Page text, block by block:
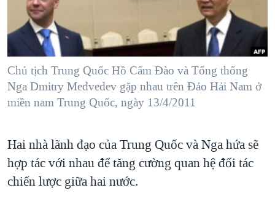
"Tìm"NGƯỜI VIỆT HẢI NGOẠI
ĐỜI SỐNG
KINH TẾ
KHOA HỌC
SỨC KHOẺ
THỂ THAO
GIÁO DỤC
TẠI
HÀNH TRÌNH BẦU CỬ 2024
MỘT NĂM CHIẾN TRANH TẠI DẢI GAZA
GIẢI MÃ VÀNH ĐAI & CON ĐƯỜNG
NGÀY TỊ NẠN THẾ GIỚI
CHI PHÍ CHIẾN TRANH AFGHANISTAN
CÁC GIÁ TRỊ CỘNG HÒA Ở VIỆT NAM
VIDEO
NGHE
MẠNG XÃ HỘI
Chủ tịch Trung Quốc Hồ Cẩm Đào và Tổng thống
Nga Dmitry Medvedev gặp nhau trên Đảo Hải Nam ở
miền nam Trung Quốc, ngày 13/4/2011
Hai nhà lãnh đạo của Trung Quốc và Nga hứa sẽ
hợp tác với nhau để tăng cường quan hệ đối tác
chiến lược giữa hai nước.